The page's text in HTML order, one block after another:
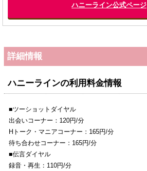
ハニーライン公式ページ
詳細情報
ハニーラインの利用料金情報
■ツーショットダイヤル
出会いコーナー：120円/分
Hトーク・マニアコーナー：165円/分
待ち合わせコーナー：165円/分
■伝言ダイヤル
録音・再生：110円/分